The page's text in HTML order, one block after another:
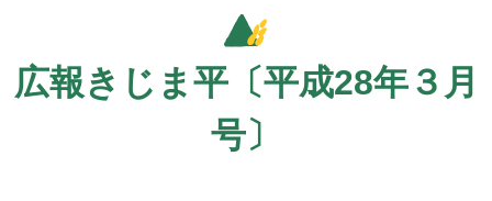
広報きじま平〔平成28年３月
号〕